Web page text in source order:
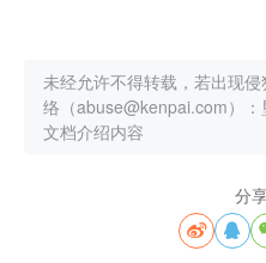
未经允许不得转载，若出现
络（abuse@kenpai.com）：
文档介绍内容
分
 